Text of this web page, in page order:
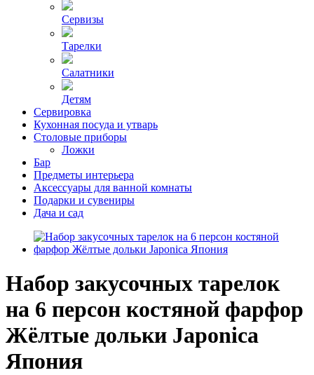
Сервизы
Тарелки
Салатники
Детям
Сервировка
Кухонная посуда и утварь
Столовые приборы
Ложки
Бар
Предметы интерьера
Аксессуары для ванной комнаты
Подарки и сувениры
Дача и сад
Набор закусочных тарелок
на 6 персон костяной фарфор
Жёлтые дольки Japonica
Япония